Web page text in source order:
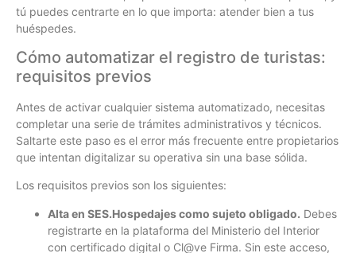
tú puedes centrarte en lo que importa: atender bien a tus
huéspedes.
Cómo automatizar el registro de turistas:
requisitos previos
Antes de activar cualquier sistema automatizado, necesitas
completar una serie de trámites administrativos y técnicos.
Saltarte este paso es el error más frecuente entre propietarios
que intentan digitalizar su operativa sin una base sólida.
Los requisitos previos son los siguientes:
Alta en SES.Hospedajes como sujeto obligado. Debes
registrarte en la plataforma del Ministerio del Interior
con certificado digital o Cl@ve Firma. Sin este acceso,